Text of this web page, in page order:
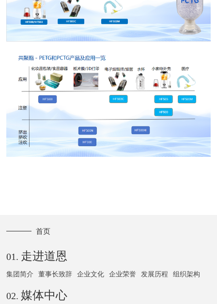
首页
01. 走进道恩
集团简介 董事长致辞 企业文化 企业荣誉 发展历程 组织架构
02.媒体中心